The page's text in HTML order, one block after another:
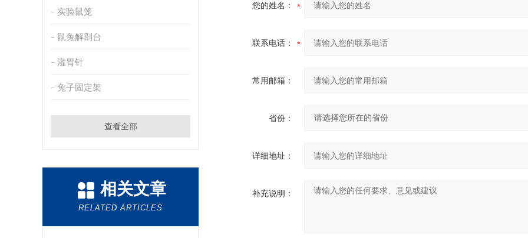
实验鼠笼
鼠兔解剖台
灌胃针
兔子固定架
查看全部
相关文章
RELATED ARTICLES
您的姓名：
联系电话：
常用邮箱：
省份：
详细地址：
补充说明：